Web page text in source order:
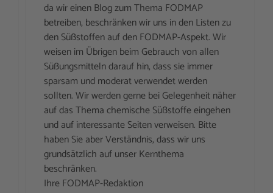
da wir einen Blog zum Thema FODMAP
betreiben, beschränken wir uns in den Listen zu
den Süßstoffen auf den FODMAP-Aspekt. Wir
weisen im Übrigen beim Gebrauch von allen
Süßungsmitteln darauf hin, dass sie immer
sparsam und moderat verwendet werden
sollten. Wir werden gerne bei Gelegenheit näher
auf das Thema chemische Süßstoffe eingehen
und auf interessante Seiten verweisen. Bitte
haben Sie aber Verständnis, dass wir uns
grundsätzlich auf unser Kernthema
beschränken.
Ihre FODMAP-Redaktion